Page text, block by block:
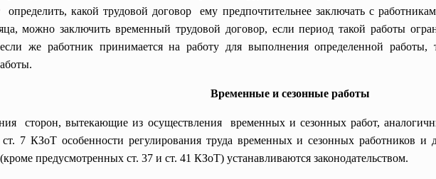
определить, какой трудовой договор ему предпочтительнее заключать с
можно заключить временный трудовой договор, если период такой работы
же работник принимается на работу для выполнения определенной
Временные и сезонные работы
сторон, вытекающие из осуществления временных и сезонных работ,
ст. 7 КЗоТособенности регулирования труда временных и сезонных работников и
предусмотренных ст. 37 и ст. 41 КЗоТ) устанавливаются законодательством.